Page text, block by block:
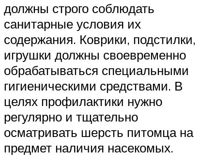
должны строго соблюдать
санитарные условия их
содержания. Коврики, подстилки,
игрушки должны своевременно
обрабатываться специальными
гигиеническими средствами. В
целях профилактики нужно
регулярно и тщательно
осматривать шерсть питомца на
предмет наличия насекомых.